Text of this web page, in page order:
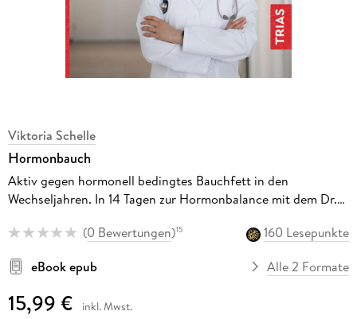
Viktoria Schelle
Hormonbauch
Aktiv gegen hormonell bedingtes Bauchfett in den
Wechseljahren. In 14 Tagen zur Hormonbalance mit dem Dr.-
(0 Bewertungen)15
160 Lesepunkte
eBook epub
Alle 2 Formate
15,99 € inkl. Mwst.